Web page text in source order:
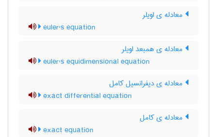
معادله ی اویلر
euler's equation
معادله ی همبعد اویلر
euler's equidimensional equation
معادله ی دیفرانسیل کامل
exact differential equation
معادله ی کامل
exact equation